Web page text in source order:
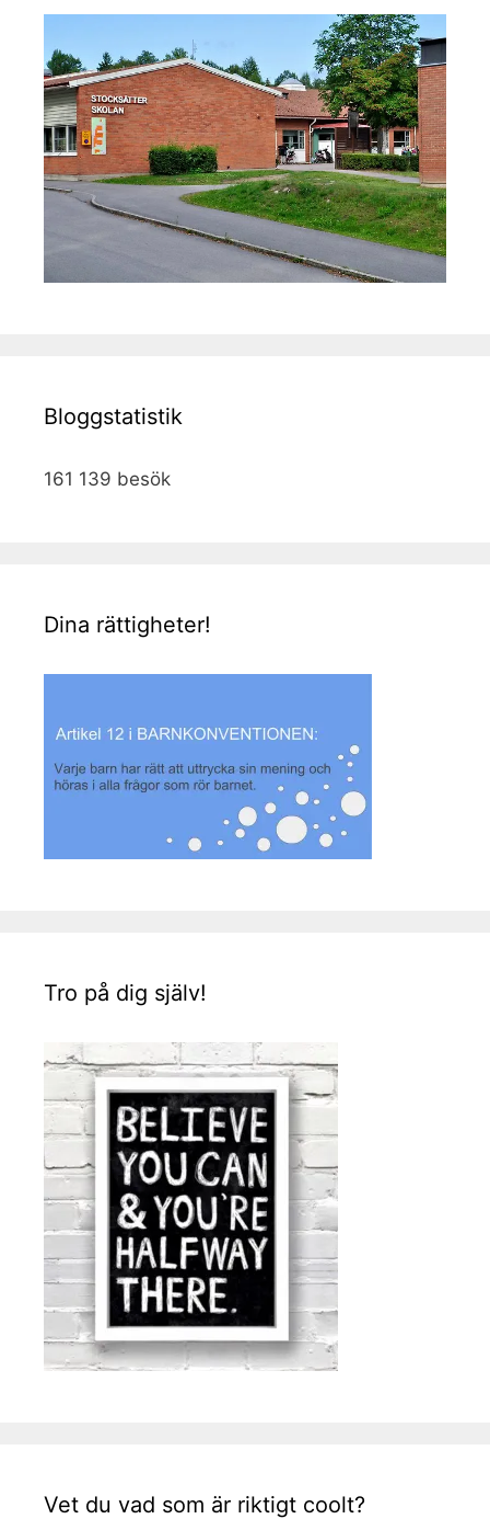
Bloggstatistik
161 139 besök
Dina rättigheter!
Tro på dig själv!
Vet du vad som är riktigt coolt?